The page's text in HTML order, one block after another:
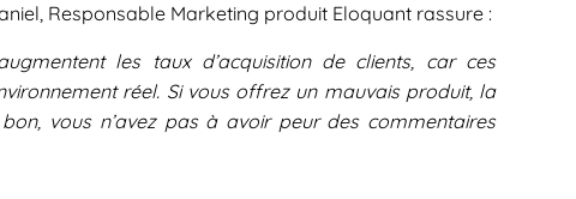
Responsable Marketing produit Eloquant rassure :
les taux d’acquisition de clients, car ces
réel. Si vous offrez un mauvais produit, la
vous n’avez pas à avoir peur des commentaires